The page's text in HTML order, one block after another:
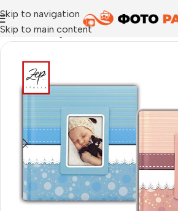
Skip to navigation
Skip to main content
Начало›Албум за залепване на снимки